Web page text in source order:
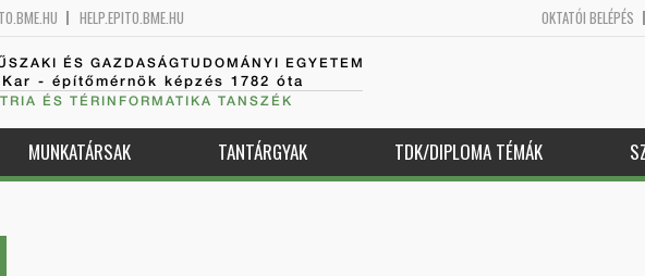
HELP.EPITO.BME.HU OKTATÓI BELÉPÉS
ÉS GAZDASÁGTUDOMÁNYI EGYETEM
- építőmérnök képzés 1782 óta
ÉS TÉRINFORMATIKA TANSZÉK
MUNKATÁRSAK TANTÁRGYAK TDK/DIPLOMA TÉMÁK